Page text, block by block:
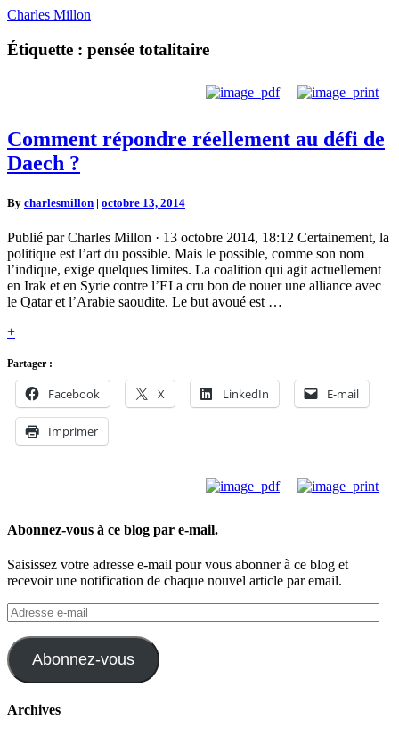
Charles Millon
Étiquette : pensée totalitaire
Comment
répondre
réellement
défi
de
Daech
?
Comment répondre réellement au défi de
Daech ?
By charlesmillon | octobre 13, 2014
Publié par Charles Millon · 13 octobre 2014, 18:12 Certainement, la
politique est l’art du possible. Mais le possible, comme son nom
l’indique, exige quelques limites. La coalition qui agit actuellement
en Irak et en Syrie contre l’EI a cru bon de nouer une alliance avec
le Qatar et l’Arabie saoudite. Le but avoué est …
+Read
Partager :
Facebook X LinkedIn E-mail
Imprimer
Abonnez-vous à ce blog par e-mail.
Saisissez votre adresse e-mail pour vous abonner à ce blog et
recevoir une notification de chaque nouvel article par email.
Adresse
e-
mail
Abonnez-vous
Archives